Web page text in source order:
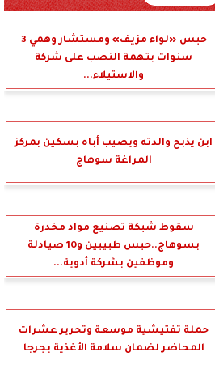
حبس «لواء مزيف» ومستشار وهمي 3
سنوات بتهمة النصب على شركة
والاستيلاء...
ابن يذبح والدته ويصيب أباه بسكين بمركز
المراغة سوهاج
سقوط شبكة تصنيع مواد مخدرة
بسوهاج..حبس طبيبين و10 صيادلة
وموظفين بشركة أدوية...
حملة تفتيشية موسعة وتحرير عشرات
المحاضر لضمان سلامة الأغذية بجرجا